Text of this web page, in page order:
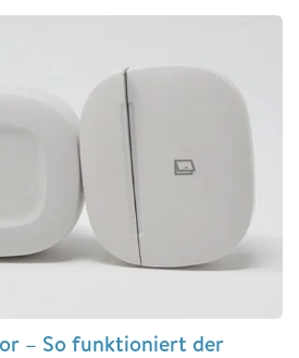
– So funktioniert der